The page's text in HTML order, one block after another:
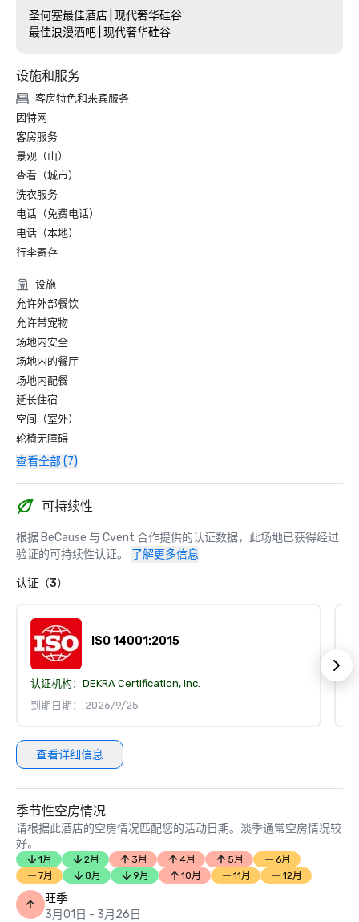
圣何塞最佳酒店 | 现代奢华硅谷
设施和服务
客房特色和来宾服务
因特网
客房服务
景观（山）
查看（城市）
洗衣服务
电话（免费电话）
电话（本地）
行李寄存
设施
允许外部餐饮
允许带宠物
场地内安全
场地内的餐厅
场地内配餐
延长住宿
空间（室外）
轮椅无障碍
查看全部 (7)
可持续性
根据 BeCause 与 Cvent 合作提供的认证数据，此场地已获得经过
验证的可持续性认证。
了解更多信息
认证（3）
ISO 14001:2015
认证机构： DEKRA Certification, Inc.
到期日期： 2026/9/25
查看详细信息
季节性空房情况
请根据此酒店的空房情况匹配您的活动日期。淡季通常空房情况较
好。
1月 2月 3月 4月 5月
6月
7月
8月 9月 10月 11月 12月
旺季
3月01日 - 3月26日